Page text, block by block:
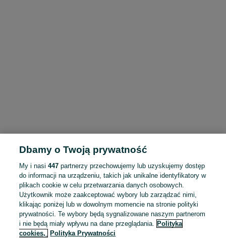
Dbamy o Twoją prywatność
My i nasi447 partnerzy przechowujemy lub uzyskujemy dostęp
do informacji na urządzeniu, takich jak unikalne identyfikatory w
plikach cookie w celu przetwarzania danych osobowych.
Użytkownik może zaakceptować wybory lub zarządzać nimi,
klikając poniżej lub w dowolnym momencie na stronie polityki
prywatności. Te wybory będą sygnalizowane naszym partnerom
i nie będą miały wpływu na dane przeglądania. Polityka
cookies,
Polityka Prywatności